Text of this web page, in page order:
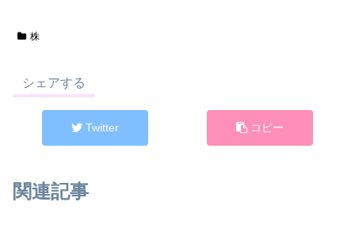
株
シェアする
Twitter コピー
関連記事